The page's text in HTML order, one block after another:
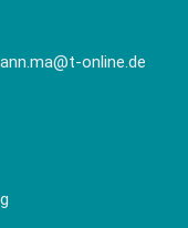
online.de